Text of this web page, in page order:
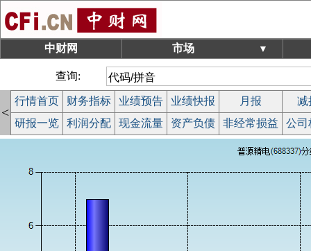
中财网 市场 ▼
查询:
<
行情首页 财务指标 业绩预告 业绩快报 月报
减
研报一览
利润分配 现金流量 资产负债 非经常损益 公司